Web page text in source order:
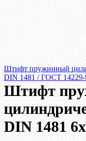
Штифт пружинный
DIN 1481 / ГОСТ 14229-
Штифт
DIN 1481